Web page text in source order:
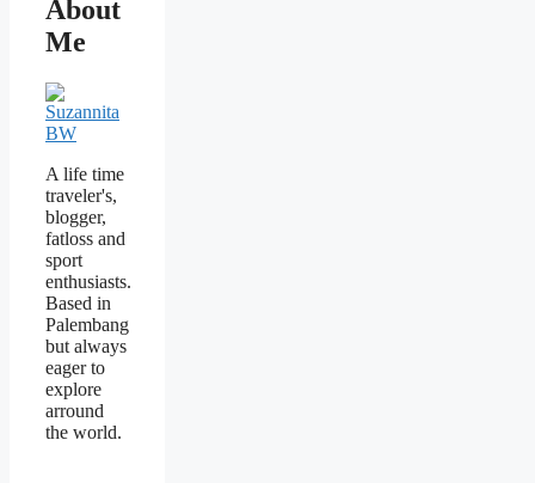
About
Me
A life time
traveler's,
blogger,
fatloss and
sport
enthusiasts.
Based in
Palembang
but always
eager to
explore
arround
the world.